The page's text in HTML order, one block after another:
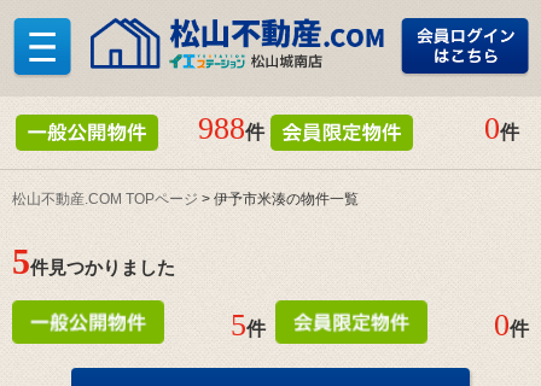
988件 0件
松山不動産.COM TOPページ > 伊予市米湊の物件一覧
5件見つかりました
5件 0件